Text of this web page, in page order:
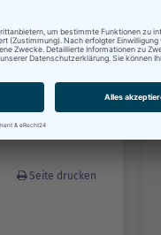
KULTUR
Seite drucken